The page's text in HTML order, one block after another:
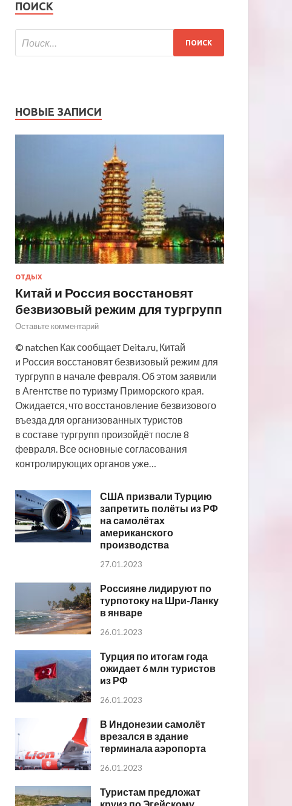
ПОИСК
НОВЫЕ ЗАПИСИ
ОТДЫХ
Китай и Россия восстановят
безвизовый режим для тургрупп
Оставьте комментарий
© natchen Как сообщает Deita.ru, Китай
и Россия восстановят безвизовый режим для
тургрупп в начале февраля. Об этом заявили
в Агентстве по туризму Приморского края.
Ожидается, что восстановление безвизового
въезда для организованных туристов
в составе тургрупп произойдёт после 8
февраля. Все основные согласования
контролирующих органов уже…
США призвали Турцию
запретить полёты из РФ
на самолётах
американского
производства
27.01.2023
Россияне лидируют по
турпотоку на Шри-Ланку
в январе
26.01.2023
Турция по итогам года
ожидает 6 млн туристов
из РФ
26.01.2023
В Индонезии самолёт
врезался в здание
терминала аэропорта
26.01.2023
Туристам предложат